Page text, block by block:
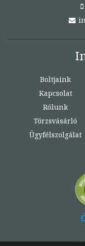
Boltjaink
Kapcsolat
Rólunk
Törzsvásárló
Ügyfélszolgálat